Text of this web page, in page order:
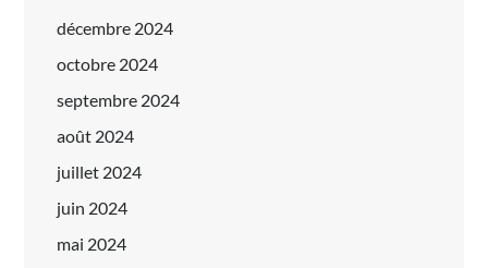
décembre 2024
octobre 2024
septembre 2024
août 2024
juillet 2024
juin 2024
mai 2024